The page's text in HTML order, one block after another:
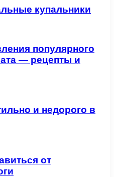
купальники
популярного
— рецепты и
и недорого в
от